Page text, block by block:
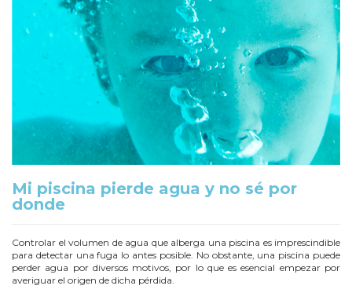
Mi piscina pierde agua y no sé por
donde
Controlar el volumen de agua que alberga una piscina es imprescindible
para detectar una fuga lo antes posible. No obstante, una piscina puede
perder agua por diversos motivos, por lo que es esencial empezar por
averiguar el origen de dicha pérdida.